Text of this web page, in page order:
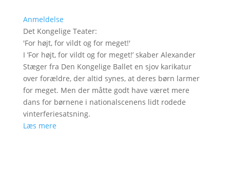
Anmeldelse
Det Kongelige Teater:
'For højt, for vildt og for meget!'
I ’For højt, for vildt og for meget!’ skaber Alexander
Stæger fra Den Kongelige Ballet en sjov karikatur
over forældre, der altid synes, at deres børn larmer
for meget. Men der måtte godt have været mere
dans for børnene i nationalscenens lidt rodede
vinterferiesatsning.
Læs mere